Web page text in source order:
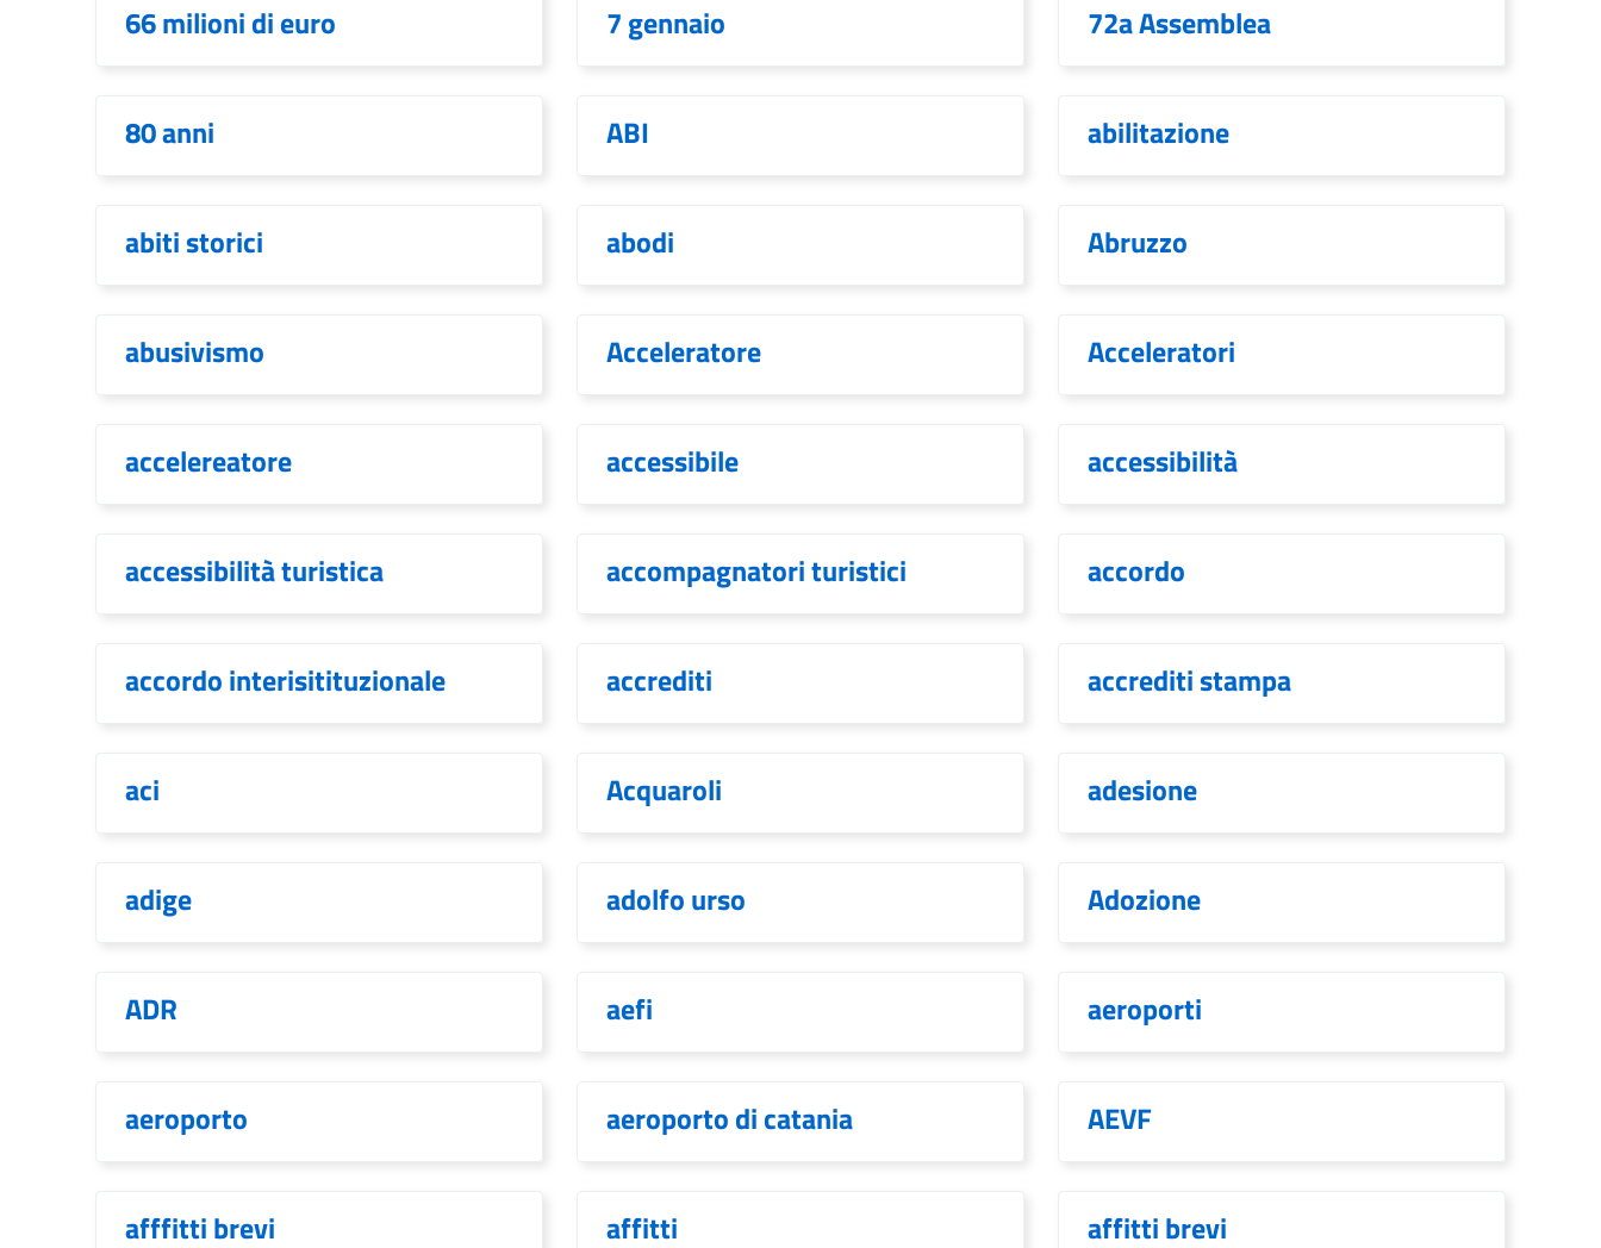
66 milioni di euro 7 gennaio 72a Assemblea
80 anni ABI abilitazione
abiti storici abodi Abruzzo
abusivismo Acceleratore Acceleratori
accelereatore accessibile accessibilità
accessibilità turistica accompagnatori turistici accordo
accordo interisitituzionale accrediti accrediti stampa
aci Acquaroli adesione
adige adolfo urso Adozione
ADR aefi aeroporti
aeroporto aeroporto di catania AEVF
afffitti brevi affitti affitti brevi